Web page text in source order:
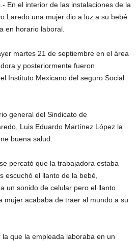
En el interior de las instalaciones de la
Laredo una mujer dio a luz a su bebé
en horario laboral.
martes 21 de septiembre en el área
y posteriormente fueron
Instituto Mexicano del seguro Social
general del Sindicato de
Luis Eduardo Martínez López la
buena salud.
percató que la trabajadora estaba
escuchó el llanto de la bebé,
un sonido de celular pero el llanto
mujer acababa de traer al mundo a su
que la empleada laboraba en un